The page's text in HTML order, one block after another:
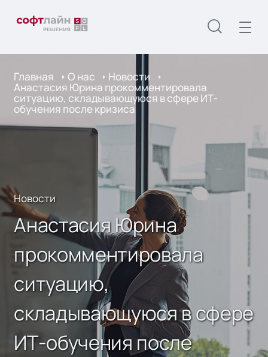
Главная О нас Новости
Анастасия Юрина прокомментировала
ситуацию, складывающуюся в сфере ИТ-
обучения после кризиса
Новости
Анастасия Юрина
прокомментировала
ситуацию,
складывающуюся в сфере
ИТ-обучения после